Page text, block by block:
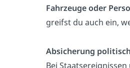
Fahrzeuge oder
greifst du auch ein,
Absicherung
Bei